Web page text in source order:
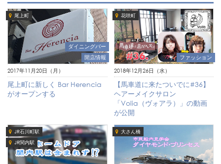
尾上町
ダイニングバー
開店情報
2017年11月20日（月）
尾上町に新しく Bar Herencia
がオープンする
花咲町
ファッション
2018年12月26日（水）
【馬車道に来たついでに#36】
ヘアーメイクサロン
「Volia（ヴォアラ）」の動画
が公開
JR石川町駅
JR関内駅
大さん橋